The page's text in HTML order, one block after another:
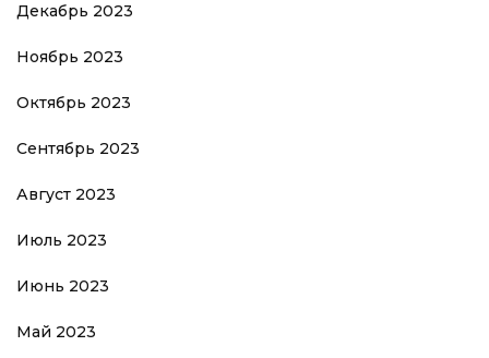
Декабрь 2023
Ноябрь 2023
Октябрь 2023
Сентябрь 2023
Август 2023
Июль 2023
Июнь 2023
Май 2023